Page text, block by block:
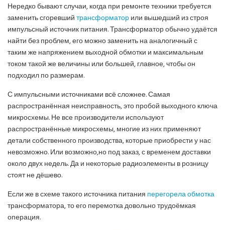
Нередко бывают случаи, когда при ремонте техники требуется
заменить сгоревшийтрансформаторили вышедший из строя
импульсный источник питания. Трансформатор обычно удаётся
найти без проблем, его можно заменить на аналогичный с
таким же напряжением выходной обмотки и максимальным
током такой же величины или большей, главное, чтобы он
подходил по размерам.
С импульсными источниками всё сложнее. Самая
распространённая неисправность, это пробой выходного ключа
микросхемы. Не все производители используют
распространённые микросхемы, многие из них применяют
детали собственного производства, которые приобрести у нас
невозможно. Или возможно,но под заказ, с временем доставки
около двух недель. Да и некоторые радиоэлементы в розницу
стоят не дёшево.
Если же в схеме такого источника питания перегорела обмотка
трансформатора, то его перемотка довольно трудоёмкая
операция.